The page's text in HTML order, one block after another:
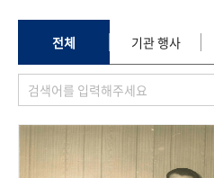
성과 50선 숫자로 보는 50년
세계와 함께 한 KIHASA
VR 역사관
전체 기관 행사